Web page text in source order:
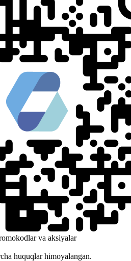
va aksiyalar
huquqlar himoyalangan.